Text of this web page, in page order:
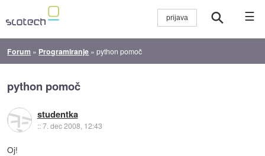
☰
Forum » Programiranje »python pomoč
python pomoč
studentka
::7. dec 2008, 12:43
Oj!